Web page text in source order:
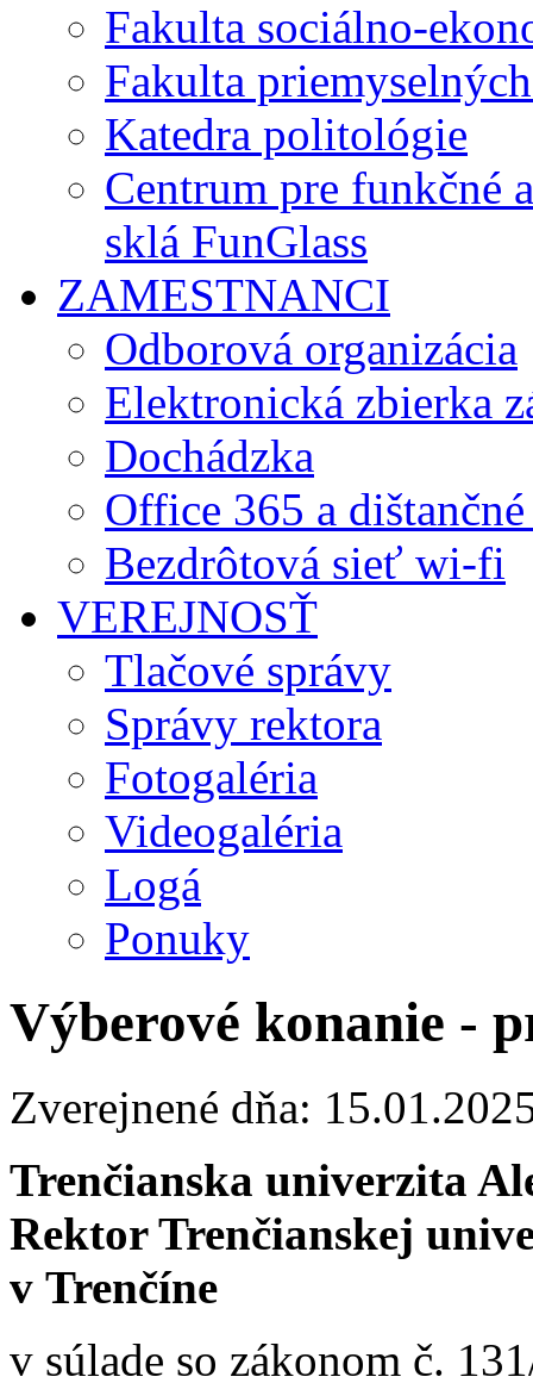
Fakulta sociálno-
Fakulta
Katedra politológie
Centrum pre funkčné
sklá FunGlass
ZAMESTNANCI
Odborová organizácia
Elektronická zbierka
Dochádzka
Office 365 a
Bezdrôtová sieť wi-fi
VEREJNOSŤ
Tlačové správy
Správy rektora
Fotogaléria
Videogaléria
Logá
Ponuky
Výberové konanie -
Zverejnené dňa:
Trenčianska univerzita
Rektor Trenčianskej
v Trenčíne
v súlade so zákonom č.